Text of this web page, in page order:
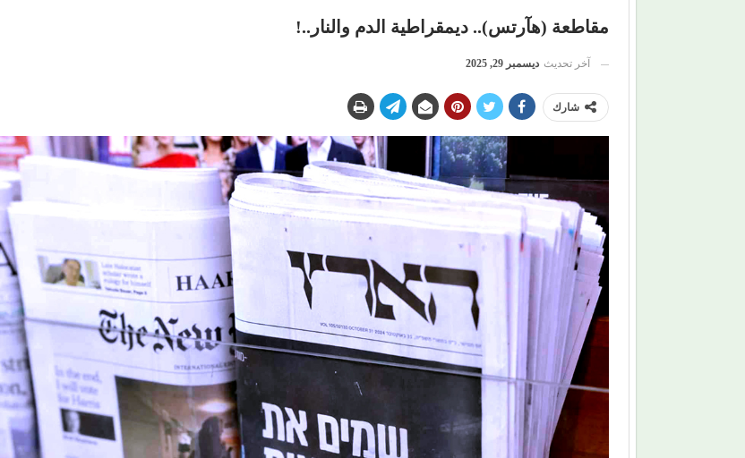
مقاطعة (هآرتس).. ديمقراطية الدم والنار..!
آخر تحديث ديسمبر 29, 2025
شارك